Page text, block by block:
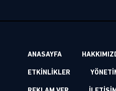
ANASAYFA
ETKİNLİKLER